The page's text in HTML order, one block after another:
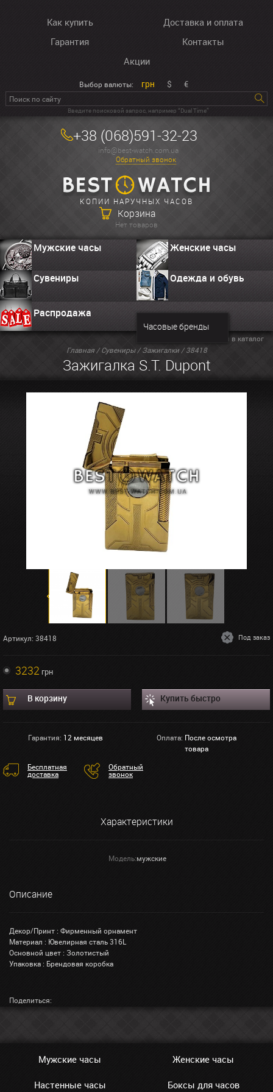
Как купить
Доставка и оплата
Гарантия
Контакты
Акции
Выбор валюты: грн $ €
Введите поисковой запрос, например “Dual Time”
+38 (068)591-32-23
info@best-watch.com.ua
Обратный звонок
КОПИИ НАРУЧНЫХ ЧАСОВ
Корзина
Нет товаров
Мужские часы Женские часы
Сувениры Одежда и обувь
Распродажа
Часовые бренды
Главная/Сувениры/Зажигалки/ 38418
Зажигалка S.T. Dupont
Вернуться в каталог
Артикул: 38418 Под заказ
3232 грн
В корзину Купить быстро
Гарантия: 12 месяцев Оплата: После осмотра
товара
Бесплатная
доставка
Обратный
звонок
Характеристики
Модель:мужские
Описание
Декор/Принт : Фирменный орнамент
Материал : Ювелирная сталь 316L
Основной цвет : Золотистый
Упаковка : Брендовая коробка
Поделиться:
Мужские часы Женские часы
Настенные часы Боксы для часов